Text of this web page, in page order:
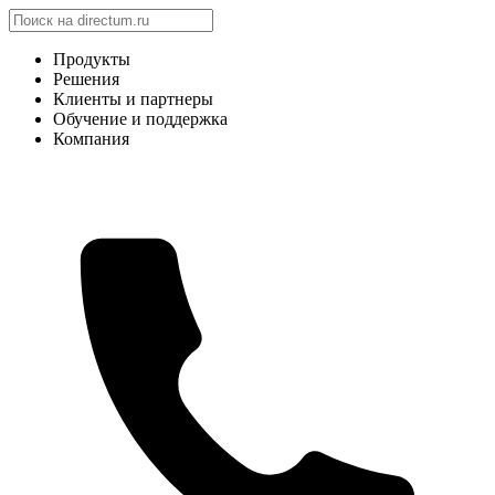
Продукты
Решения
Клиенты и партнеры
Обучение и поддержка
Компания